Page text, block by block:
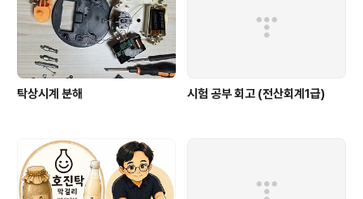
탁상시계 분해 시험 공부 회고 (전산회계1급)